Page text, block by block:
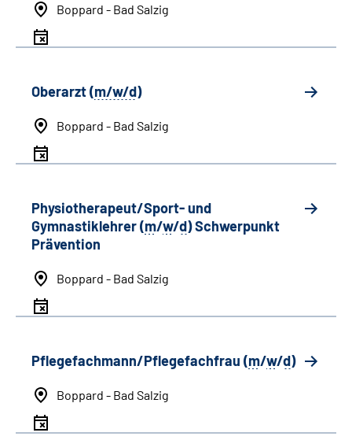
Boppard - Bad Salzig
Oberarzt (m/w/d)
Boppard - Bad Salzig
Physiotherapeut/Sport- und
Gymnastiklehrer (m/w/d) Schwerpunkt
Prävention
Boppard - Bad Salzig
Pflegefachmann/Pflegefachfrau (m/w/d)
Boppard - Bad Salzig